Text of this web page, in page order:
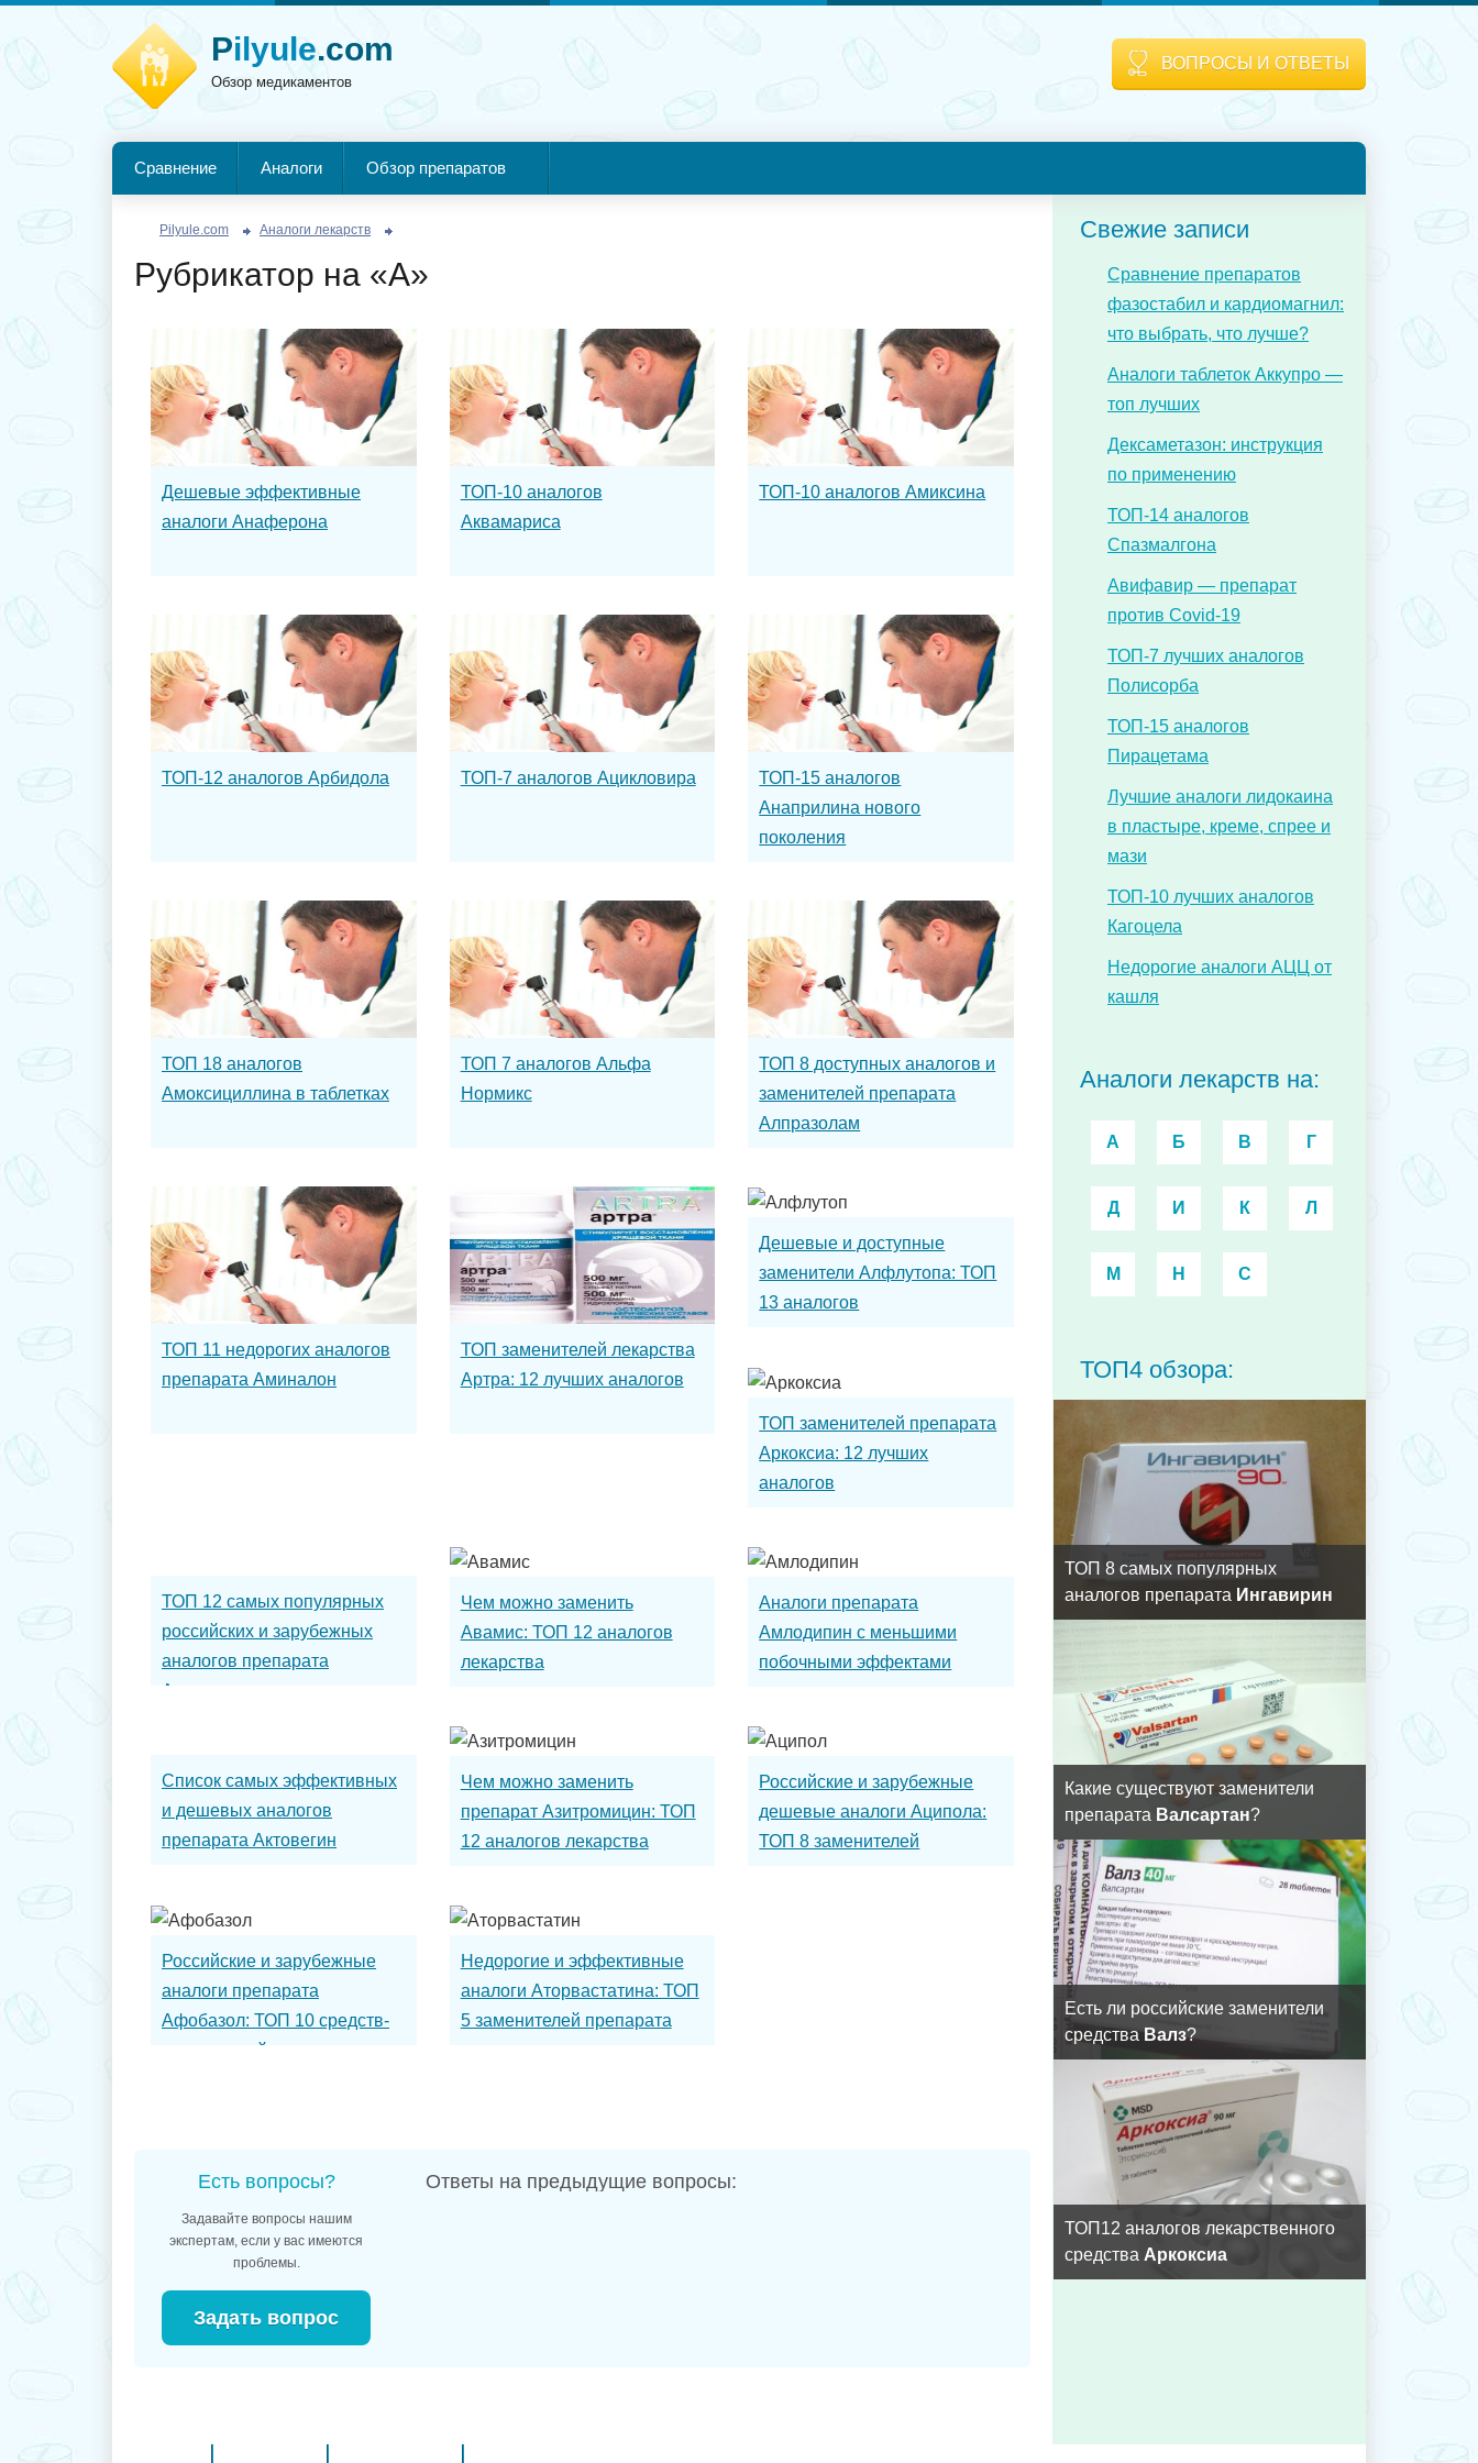
Pilyule.com
Обзор медикаментов
ВОПРОСЫ И ОТВЕТЫ
Сравнение Аналоги Обзор препаратов
Pilyule.com Аналоги лекарств
Рубрикатор на «А»
Дешевые эффективные
аналоги Анаферона
ТОП-10 аналогов
Аквамариса
ТОП-10 аналогов Амиксина
ТОП-12 аналогов Арбидола ТОП-7 аналогов Ацикловира
ТОП-15 аналогов
Анаприлина нового
поколения
ТОП 18 аналогов
Амоксициллина в таблетках
ТОП 7 аналогов Альфа
Нормикс
ТОП 8 доступных аналогов и
заменителей препарата
Алпразолам
ТОП 11 недорогих аналогов
препарата Аминалон
ТОП заменителей лекарства
Артра: 12 лучших аналогов
Дешевые и доступные
заменители Алфлутопа: ТОП
13 аналогов
ТОП заменителей препарата
Аркоксиа: 12 лучших
аналогов
ТОП 12 самых популярных
российских и зарубежных
аналогов препарата
Амоксиклав
Чем можно заменить
Авамис: ТОП 12 аналогов
лекарства
Аналоги препарата
Амлодипин с меньшими
побочными эффектами
Список самых эффективных
и дешевых аналогов
препарата Актовегин
Чем можно заменить
препарат Азитромицин: ТОП
12 аналогов лекарства
Российские и зарубежные
дешевые аналоги Аципола:
ТОП 8 заменителей
Российские и зарубежные
аналоги препарата
Афобазол: ТОП 10 средств-
заменителей
Недорогие и эффективные
аналоги Аторвастатина: ТОП
5 заменителей препарата
Есть вопросы?
Задавайте вопросы нашим
экспертам, если у вас имеются
проблемы.
Задать вопрос
Ответы на предыдущие вопросы:
Свежие записи
Сравнение препаратов
фазостабил и кардиомагнил:
что выбрать, что лучше?
Аналоги таблеток Аккупро —
топ лучших
Дексаметазон: инструкция
по применению
ТОП-14 аналогов
Спазмалгона
Авифавир — препарат
против Covid-19
ТОП-7 лучших аналогов
Полисорба
ТОП-15 аналогов
Пирацетама
Лучшие аналоги лидокаина
в пластыре, креме, спрее и
мази
ТОП-10 лучших аналогов
Кагоцела
Недорогие аналоги АЦЦ от
кашля
Аналоги лекарств на:
А Б В Г
Д И К Л
М Н С
ТОП4 обзора:
ТОП 8 самых популярных
аналогов препарата Ингавирин
Какие существуют заменители
препарата Валсартан?
Есть ли российские заменители
средстваВалз?
ТОП12 аналогов лекарственного
средства Аркоксиа